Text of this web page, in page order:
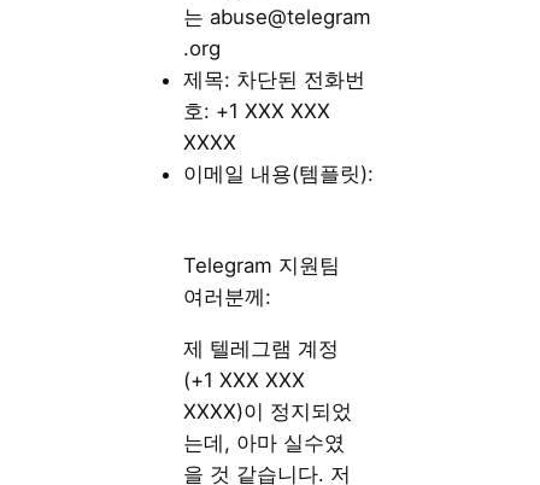
는abuse@telegram
.org
제목: 차단된 전화번
호: +1 XXX XXX
XXXX
이메일 내용(템플릿):
Telegram 지원팀
여러분께:
제 텔레그램 계정
(+1 XXX XXX
XXXX)이 정지되었
는데, 아마 실수였
을 것 같습니다. 저